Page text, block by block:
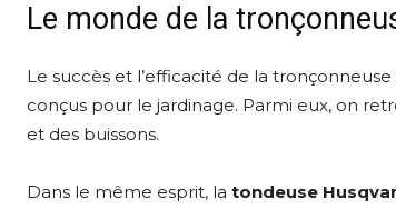
Le monde de la
Le succès et l’efficacité de la
conçus pour le jardinage. Parmi eux, on
et des buissons.
Dans le même esprit, la tondeuse